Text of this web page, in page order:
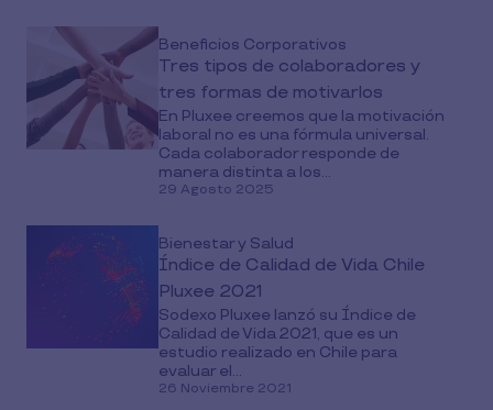
Beneficios Corporativos
Tres tipos de colaboradores y
tres formas de motivarlos
En Pluxee creemos que la motivación
laboral no es una fórmula universal.
Cada colaborador responde de
manera distinta a los...
29 Agosto 2025
Bienestar y Salud
Índice de Calidad de Vida Chile
Pluxee 2021
Sodexo Pluxee lanzó su Índice de
Calidad de Vida 2021, que es un
estudio realizado en Chile para
evaluar el...
26 Noviembre 2021